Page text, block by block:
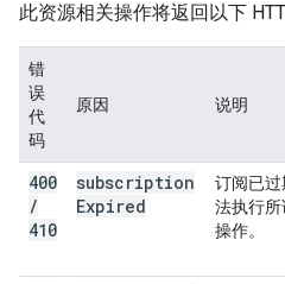
此资源相关操作将返回以下
错
误
代
码
原因 说明
400
/
410
subscription
Expired
订阅已
法执行所
操作。